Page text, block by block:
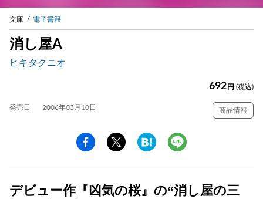
文庫 電子書籍
消し屋A
ヒキタクニオ
692 円 (税込)
発売日 2006年03月10日 商品情報
デビュー作『凶気の桜』の“消し屋の三